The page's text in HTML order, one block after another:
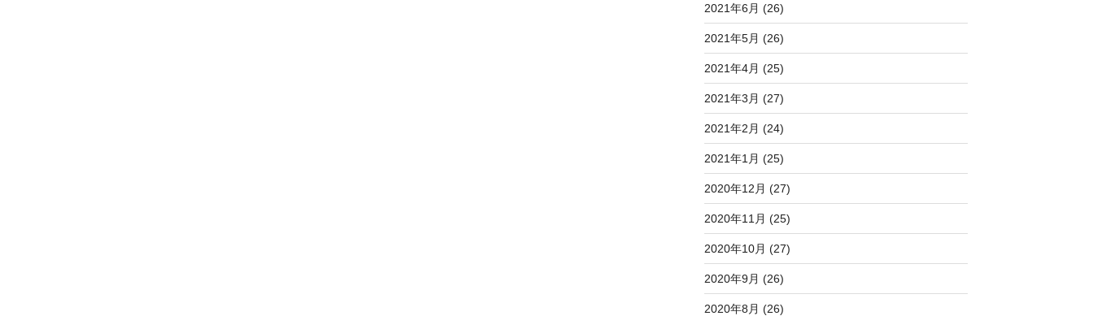
2021年6月 (26)
2021年5月 (26)
2021年4月 (25)
2021年3月 (27)
2021年2月 (24)
2021年1月 (25)
2020年12月 (27)
2020年11月 (25)
2020年10月 (27)
2020年9月 (26)
2020年8月 (26)